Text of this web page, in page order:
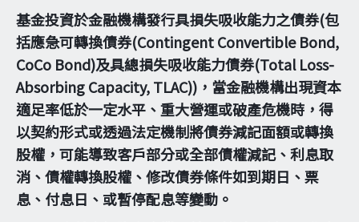
基金投資於金融機構發行具損失吸收能力之債券(包
括應急可轉換債券(Contingent Convertible Bond,
CoCo Bond)及具總損失吸收能力債券(Total Loss-
Absorbing Capacity, TLAC))，當金融機構出現資本
適足率低於一定水平、重大營運或破產危機時，得
以契約形式或透過法定機制將債券減記面額或轉換
股權，可能導致客戶部分或全部債權減記、利息取
消、債權轉換股權、修改債券條件如到期日、票
息、付息日、或暫停配息等變動。